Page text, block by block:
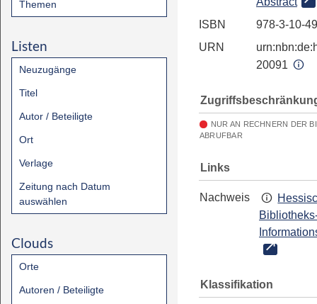
Themen
Listen
Neuzugänge
Titel
Autor / Beteiligte
Ort
Verlage
Zeitung nach Datum
auswählen
Clouds
Orte
Autoren / Beteiligte
ISBN
978-3-10-
URN
20091
NUR AN RECHNERN DER
ABRUFBAR
Links
Nachweis
Klassifikation